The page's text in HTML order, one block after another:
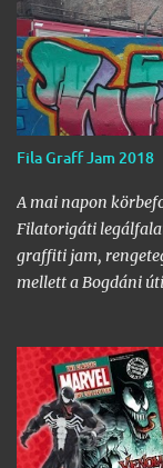
Fila Graff Jam 2018
A mai napon
Filatorigáti
graffiti jam,
mellett a Bogdáni
graffiti jam